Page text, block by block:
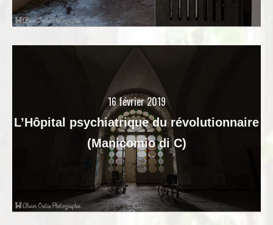
16 février 2019
L’Hôpital psychiatrique du révolutionnaire
(Manicomio di C)